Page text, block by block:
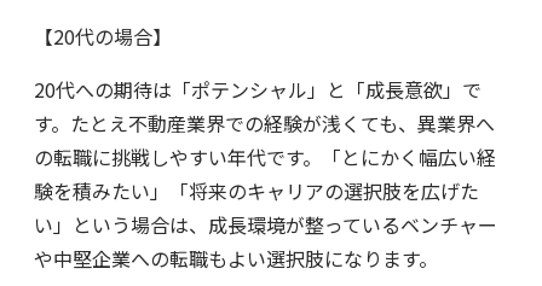
【20代の場合】
20代への期待は「ポテンシャル」と「成長意欲」で
す。たとえ不動産業界での経験が浅くても、異業界へ
の転職に挑戦しやすい年代です。「とにかく幅広い経
験を積みたい」「将来のキャリアの選択肢を広げた
い」という場合は、成長環境が整っているベンチャー
や中堅企業への転職もよい選択肢になります。